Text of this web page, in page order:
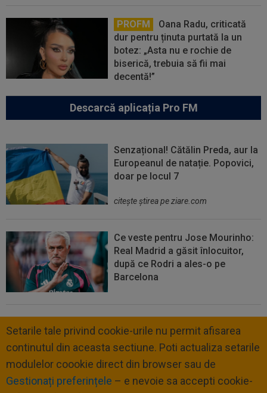
PROFM
Oana Radu, criticată
dur pentru ținuta purtată la un
botez: „Asta nu e rochie de
biserică, trebuia să fii mai
decentă!”
Descarcă aplicația Pro FM
Senzațional! Cătălin Preda, aur la
Europeanul de natație. Popovici,
doar pe locul 7
citeşte ştirea pe ziare.com
Ce veste pentru Jose Mourinho:
Real Madrid a găsit înlocuitor,
după ce Rodri a ales-o pe
Barcelona
Setarile tale privind cookie-urile nu permit afisarea
continutul din aceasta sectiune. Poti actualiza setarile
modulelor coookie direct din browser sau de
Gestionați preferințele – e nevoie sa accepti cookie-